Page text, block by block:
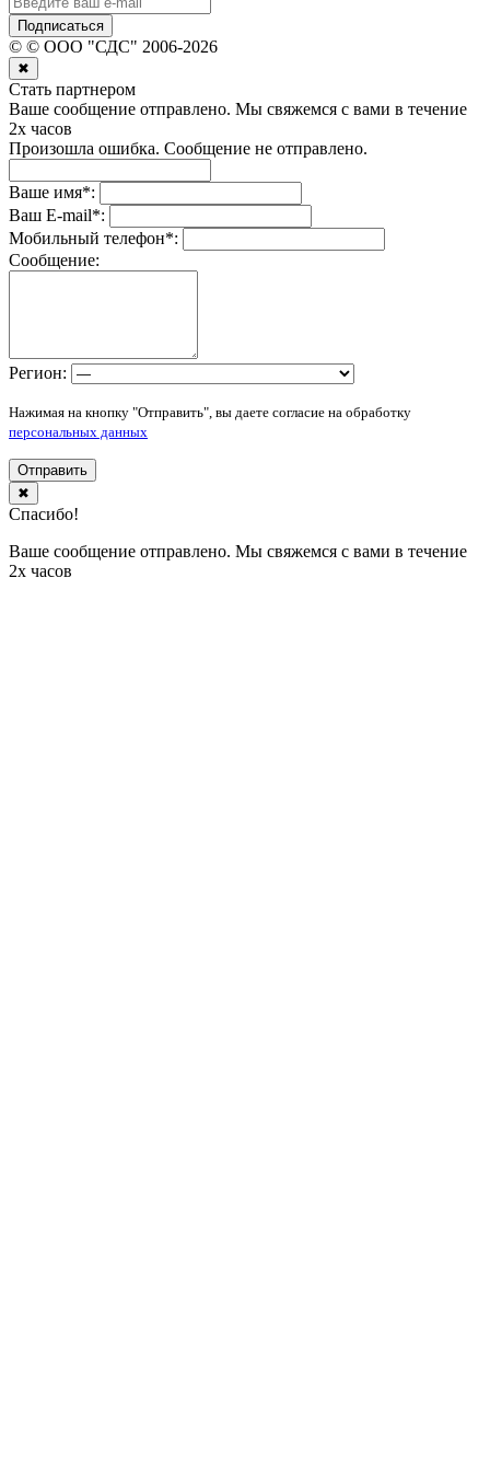
Подписаться
© © ООО "СДС" 2006-2026
✖
Стать партнером
Ваше сообщение отправлено. Мы свяжемся с вами в течение
2х часов
Произошла ошибка. Сообщение не отправлено.
Ваше имя*:
Ваш E-mail*:
Мобильный телефон*:
Сообщение:
Регион:
Нажимая на кнопку "Отправить", вы даете согласие на обработку
персональных данных
Отправить
✖
Спасибо!
Ваше сообщение отправлено. Мы свяжемся с вами в течение
2х часов